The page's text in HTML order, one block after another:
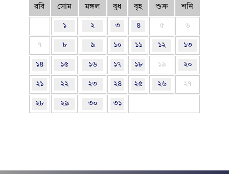
রবি সোম মঙ্গল বুধ বৃহ শুক্র শনি
১ ২ ৩ ৪ ৫ ৬
৭ ৮ ৯ ১০ ১১ ১২ ১৩
১৪ ১৫ ১৬ ১৭ ১৮ ১৯ ২০
২১ ২২ ২৩ ২৪ ২৫ ২৬ ২৭
২৮ ২৯ ৩০ ৩১